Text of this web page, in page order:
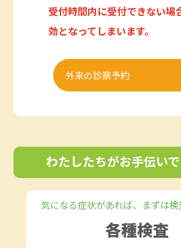
受付時間内に受付できない場
効となってしまいます。
外来の診察予約
わたしたちがお手伝い
気になる症状があれば、 まずは
各種検査